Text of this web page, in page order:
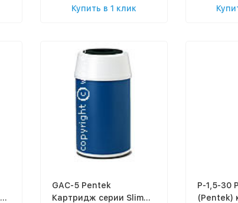
Купить в 1 клик
GAC-5 Pentek
Картридж серии Slim
P-1,5-30 Pentair
(Pentek)